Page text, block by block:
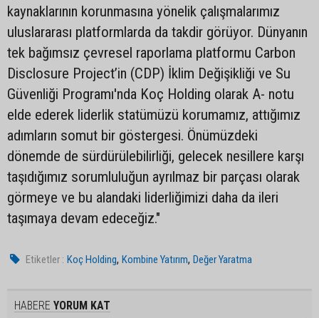
kaynaklarının korunmasına yönelik çalışmalarımız
uluslararası platformlarda da takdir görüyor. Dünyanın
tek bağımsız çevresel raporlama platformu Carbon
Disclosure Project’in (CDP) İklim Değişikliği ve Su
Güvenliği Programı'nda Koç Holding olarak A- notu
elde ederek liderlik statümüzü korumamız, attığımız
adımların somut bir göstergesi. Önümüzdeki
dönemde de sürdürülebilirliği, gelecek nesillere karşı
taşıdığımız sorumluluğun ayrılmaz bir parçası olarak
görmeye ve bu alandaki liderliğimizi daha da ileri
taşımaya devam edeceğiz."
Etiketler : Koç Holding,Kombine Yatırım,Değer Yaratma
HABERE YORUM KAT